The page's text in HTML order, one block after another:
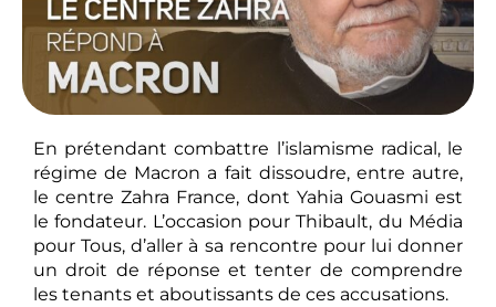
En prétendant combattre l’islamisme radical, le
régime de Macron a fait dissoudre, entre autre,
le centre Zahra France, dont Yahia Gouasmi est
le fondateur. L’occasion pour Thibault, du Média
pour Tous, d’aller à sa rencontre pour lui donner
un droit de réponse et tenter de comprendre
les tenants et aboutissants de ces accusations.